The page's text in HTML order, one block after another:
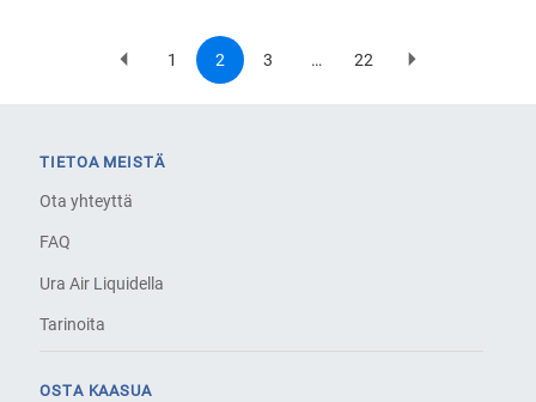
PreviousPage
1
Current
page
2 Page
3 …
Last
22
Next
TIETOA MEISTÄ
Ota yhteyttä
FAQ
Ura Air Liquidella
Tarinoita
OSTA KAASUA